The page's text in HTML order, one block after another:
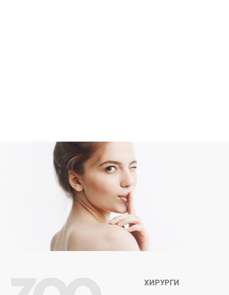
ХИРУРГИ